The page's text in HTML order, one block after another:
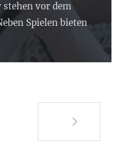
stehen vor dem
Spielen bieten